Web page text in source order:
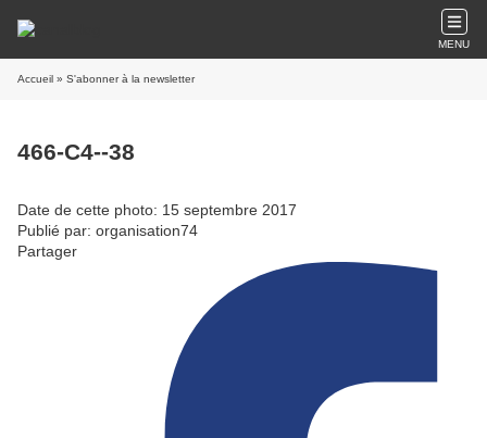
MENU
Accueil » S'abonner à la newsletter
466-C4--38
Date de cette photo: 15 septembre 2017
Publié par: organisation74
Partager